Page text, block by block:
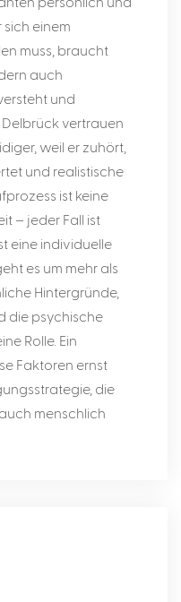
einem
muss, braucht
auch
und
vertrauen
weil er zuhört,
und realistische
ist keine
– jeder Fall ist
eine individuelle
es um mehr als
Hintergründe,
die psychische
Rolle. Ein
Faktoren ernst
die
menschlich